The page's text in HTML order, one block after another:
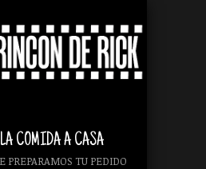
COMIDA A CASA
PREPARAMOS TU PEDIDO